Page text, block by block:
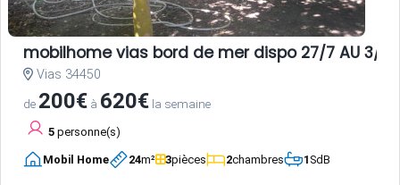
mobilhome vias bord de mer dispo 27/7 AU 3/8
Vias 34450
de 200€ à 620€ la semaine
5 personne(s)
Mobil Home 24m² 3pièces 2chambres 1SdB